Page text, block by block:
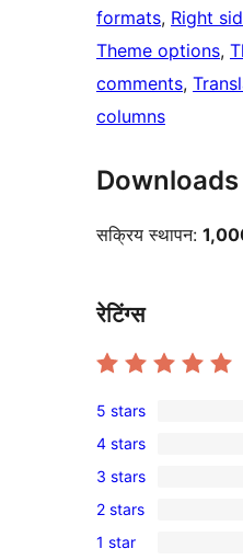
formats, Right
Theme options,
comments,
columns
सक्रिय स्थापन:
रेटिंग्स
7
5-
star
reviews
5 stars
0
4-
star
reviews
4 stars
0
3-
star
3 stars
0
2-
2 stars
0
1 star